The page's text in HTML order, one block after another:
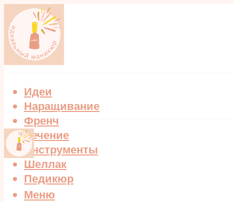
Идеи
Наращивание
Френч
Лечение
Инструменты
Шеллак
Педикюр
Меню